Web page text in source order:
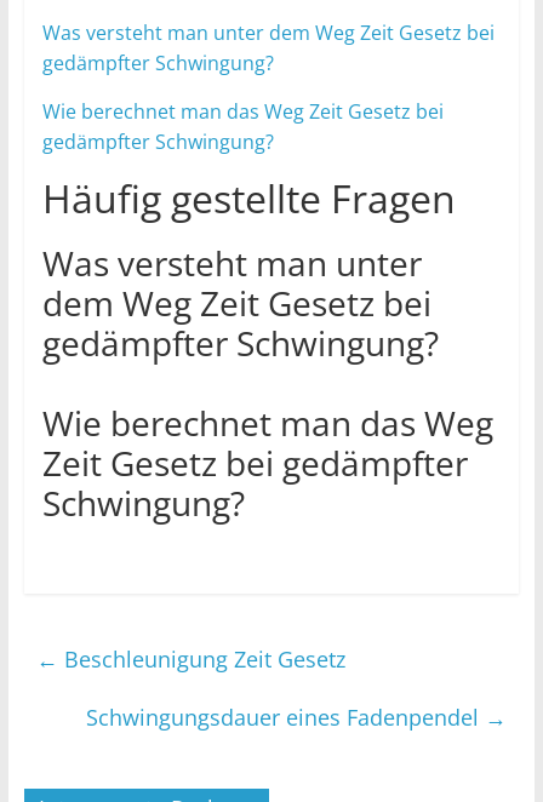
Was versteht man unter dem Weg Zeit Gesetz bei
gedämpfter Schwingung?
Wie berechnet man das Weg Zeit Gesetz bei
gedämpfter Schwingung?
Häufig gestellte Fragen
Was versteht man unter
dem Weg Zeit Gesetz bei
gedämpfter Schwingung?
Wie berechnet man das Weg
Zeit Gesetz bei gedämpfter
Schwingung?
← Beschleunigung Zeit Gesetz
Schwingungsdauer eines Fadenpendel →